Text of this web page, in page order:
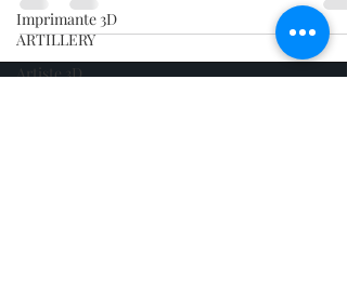
Imprimante 3D
ARTILLERY
Artiste 3D